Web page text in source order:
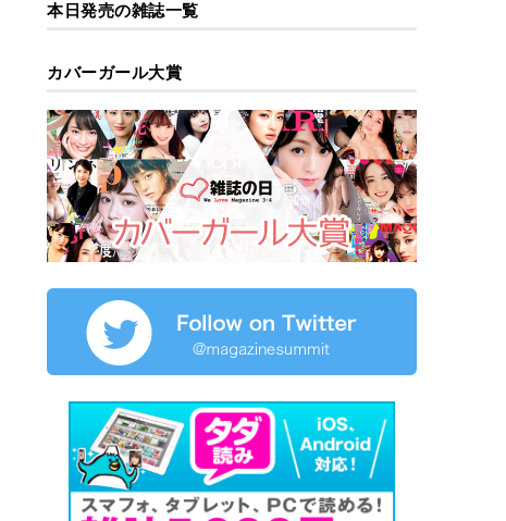
本日発売の雑誌一覧
カバーガール大賞